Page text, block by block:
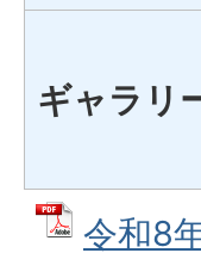
ギャラリ
令和8